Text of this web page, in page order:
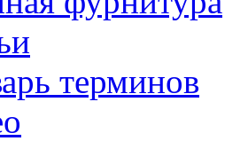
терминов